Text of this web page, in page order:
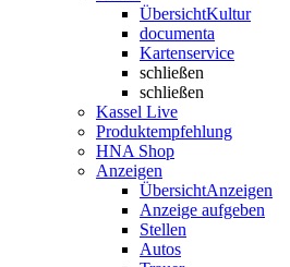
ÜbersichtKultur
documenta
Kartenservice
schließen
schließen
Kassel Live
Produktempfehlung
HNA Shop
Anzeigen
ÜbersichtAnzeigen
Anzeige aufgeben
Stellen
Autos